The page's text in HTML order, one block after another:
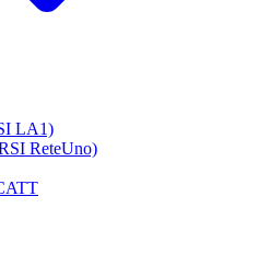
LA1)
ReteUno)